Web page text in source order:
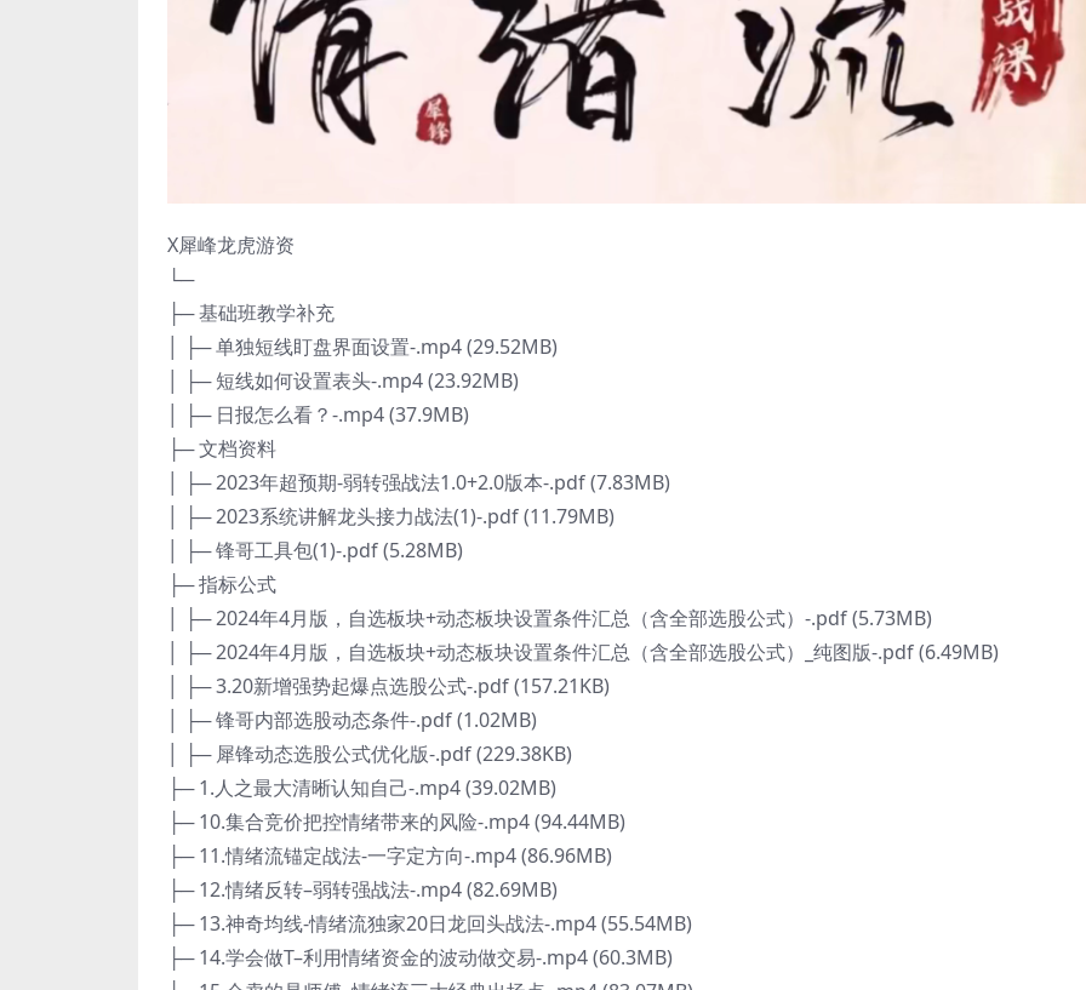
X犀峰龙虎游资
└─
├─ 基础班教学补充
│ ├─ 单独短线盯盘界面设置-.mp4 (29.52MB)
│ ├─ 短线如何设置表头-.mp4 (23.92MB)
│ ├─ 日报怎么看？-.mp4 (37.9MB)
├─ 文档资料
│ ├─ 2023年超预期-弱转强战法1.0+2.0版本-.pdf (7.83MB)
│ ├─ 2023系统讲解龙头接力战法(1)-.pdf (11.79MB)
│ ├─ 锋哥工具包(1)-.pdf (5.28MB)
├─ 指标公式
│ ├─ 2024年4月版，自选板块+动态板块设置条件汇总（含全部选股公式）-.pdf (5.73MB)
│ ├─ 2024年4月版，自选板块+动态板块设置条件汇总（含全部选股公式）_纯图版-.pdf (6.49MB)
│ ├─ 3.20新增强势起爆点选股公式-.pdf (157.21KB)
│ ├─ 锋哥内部选股动态条件-.pdf (1.02MB)
│ ├─ 犀锋动态选股公式优化版-.pdf (229.38KB)
├─ 1.人之最大清晰认知自己-.mp4 (39.02MB)
├─ 10.集合竞价把控情绪带来的风险-.mp4 (94.44MB)
├─ 11.情绪流锚定战法-一字定方向-.mp4 (86.96MB)
├─ 12.情绪反转–弱转强战法-.mp4 (82.69MB)
├─ 13.神奇均线-情绪流独家20日龙回头战法-.mp4 (55.54MB)
├─ 14.学会做T–利用情绪资金的波动做交易-.mp4 (60.3MB)